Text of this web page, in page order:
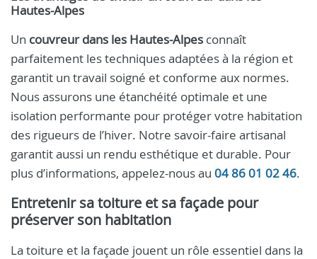
Hautes-Alpes
Un couvreur dans les Hautes-Alpes connaît
parfaitement les techniques adaptées à la région et
garantit un travail soigné et conforme aux normes.
Nous assurons une étanchéité optimale et une
isolation performante pour protéger votre habitation
des rigueurs de l’hiver. Notre savoir-faire artisanal
garantit aussi un rendu esthétique et durable. Pour
plus d’informations, appelez-nous au 04 86 01 02 46.
Entretenir sa toiture et sa façade pour
préserver son habitation
La toiture et la façade jouent un rôle essentiel dans la